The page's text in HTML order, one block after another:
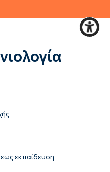
εκπαίδευση